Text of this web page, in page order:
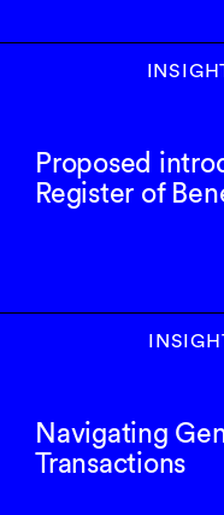
Proposed
Register of
Navigating
Transactions